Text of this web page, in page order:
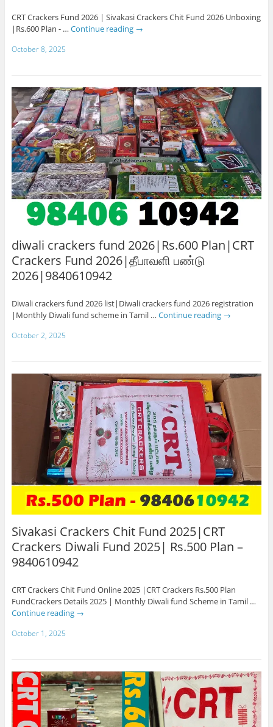
CRT Crackers Fund 2026 | Sivakasi Crackers Chit Fund 2026 Unboxing
|Rs.600 Plan - … Continue reading →
October 8, 2025
diwali crackers fund 2026|Rs.600 Plan|CRT
Crackers Fund 2026|தீபாவளி பண்டு
2026|9840610942
Diwali crackers fund 2026 list|Diwali crackers fund 2026 registration
|Monthly Diwali fund scheme in Tamil … Continue reading →
October 2, 2025
Sivakasi Crackers Chit Fund 2025|CRT
Crackers Diwali Fund 2025| Rs.500 Plan –
9840610942
CRT Crackers Chit Fund Online 2025 |CRT Crackers Rs.500 Plan
FundCrackers Details 2025 | Monthly Diwali fund Scheme in Tamil …
Continue reading →
October 1, 2025